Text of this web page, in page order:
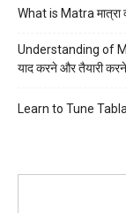
What is Matra मात्रा
Understanding of
याद करने और तैयारी
Learn to Tune